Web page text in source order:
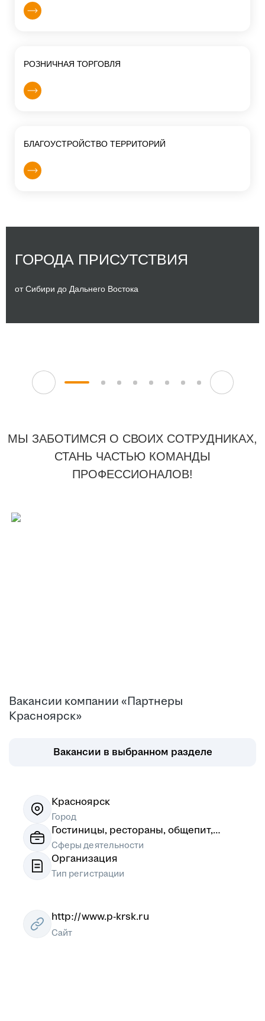
РОЗНИЧНАЯ ТОРГОВЛЯ
БЛАГОУСТРОЙСТВО ТЕРРИТОРИЙ
ГОРОДА ПРИСУТСТВИЯ
от Сибири до Дальнего Востока
МЫ ЗАБОТИМСЯ О СВОИХ СОТРУДНИКАХ,
СТАНЬ ЧАСТЬЮ КОМАНДЫ
ПРОФЕССИОНАЛОВ!
Вакансии компании «Партнеры
Красноярск»
Вакансии в выбранном разделе
Красноярск
Город
Гостиницы, рестораны, общепит,
кейтеринг, ЖКХ
Сферы деятельности
Организация
Тип регистрации
http://www.p-krsk.ru
Сайт